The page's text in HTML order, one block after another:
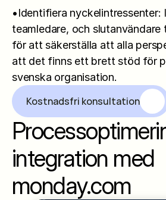
•Identifiera nyckelintressenter:
teamledare, och
för att säkerställa att alla
att det finns ett brett stöd för
svenska organisation.
Kostnadsfri konsultation
integration med
monday.com